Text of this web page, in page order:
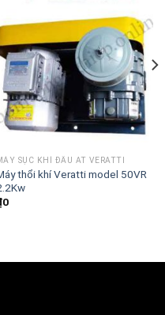
SỤC KHÍ ĐẦU AT VERATTI
thổi khí Veratti model 50VR
0